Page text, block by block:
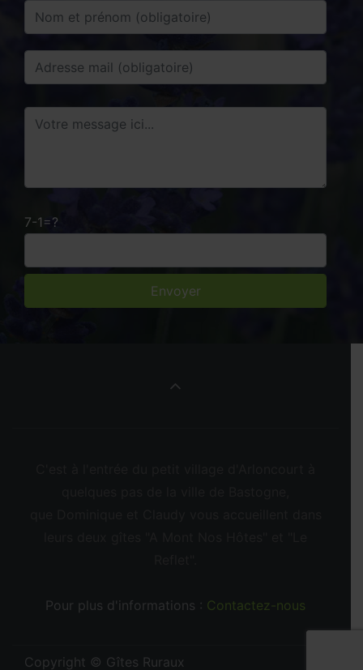
7-1=?
Pour plus d'informations : Contactez-nous
Copyright © Gîtes Ruraux